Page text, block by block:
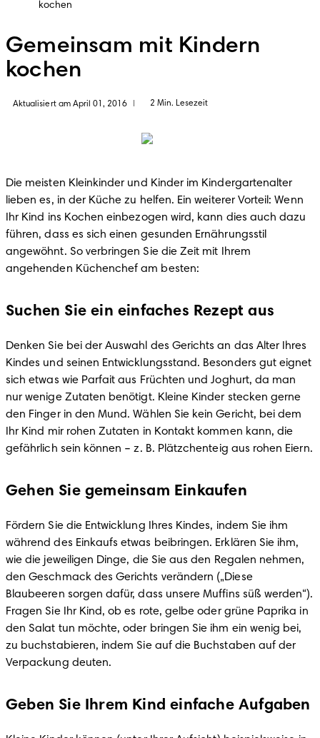
kochen
Gemeinsam mit Kindern
kochen
Aktualisiert am April 01, 2016 2 Min. Lesezeit
Die meisten Kleinkinder und Kinder im Kindergartenalter
lieben es, in der Küche zu helfen. Ein weiterer Vorteil: Wenn
Ihr Kind ins Kochen einbezogen wird, kann dies auch dazu
führen, dass es sich einen gesunden Ernährungsstil
angewöhnt. So verbringen Sie die Zeit mit Ihrem
angehenden Küchenchef am besten:
Suchen Sie ein einfaches Rezept aus
Denken Sie bei der Auswahl des Gerichts an das Alter Ihres
Kindes und seinen Entwicklungsstand. Besonders gut eignet
sich etwas wie Parfait aus Früchten und Joghurt, da man
nur wenige Zutaten benötigt. Kleine Kinder stecken gerne
den Finger in den Mund. Wählen Sie kein Gericht, bei dem
Ihr Kind mir rohen Zutaten in Kontakt kommen kann, die
gefährlich sein können – z. B. Plätzchenteig aus rohen Eiern.
Gehen Sie gemeinsam Einkaufen
Fördern Sie die Entwicklung Ihres Kindes, indem Sie ihm
während des Einkaufs etwas beibringen. Erklären Sie ihm,
wie die jeweiligen Dinge, die Sie aus den Regalen nehmen,
den Geschmack des Gerichts verändern („Diese
Blaubeeren sorgen dafür, dass unsere Muffins süß werden“).
Fragen Sie Ihr Kind, ob es rote, gelbe oder grüne Paprika in
den Salat tun möchte, oder bringen Sie ihm ein wenig bei,
zu buchstabieren, indem Sie auf die Buchstaben auf der
Verpackung deuten.
Geben Sie Ihrem Kind einfache Aufgaben